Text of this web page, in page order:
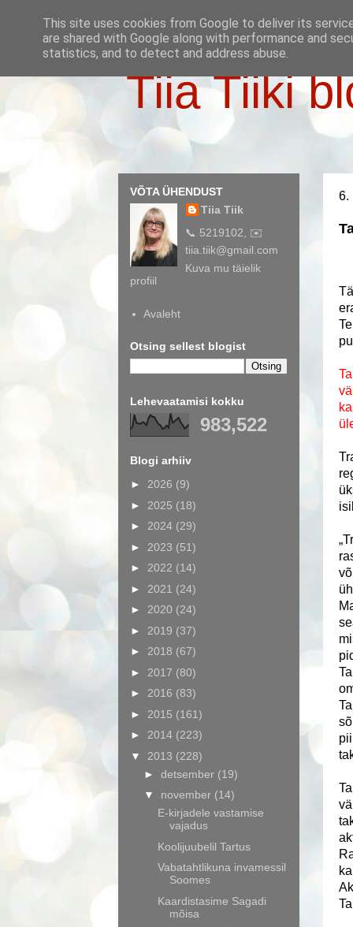
Tiia Tiiki
6.
VÕTA ÜHENDUST
Tiia Tiik
📞 5219102, ✉️
tiia.tiik@gmail.com
Kuva mu täielik
profiil
Avaleht
Otsing sellest blogist
Lehevaatamisi kokku
983,522
Blogi arhiiv
► 2026 (9)
► 2025 (18)
► 2024 (29)
► 2023 (51)
► 2022 (14)
► 2021 (24)
► 2020 (24)
► 2019 (37)
► 2018 (67)
► 2017 (80)
► 2016 (83)
► 2015 (161)
► 2014 (223)
▼ 2013 (228)
► detsember (19)
▼ november (14)
E-kirjadele vastamise
vajadus
Koolijuubelil Tartus
Vabatahtlikuna invamessil
Soomes
Kaardistasime Sagadi
mõisa
This site uses cookies from Google to deliver its
are shared with Google along with performance and
statistics, and to detect and address abuse.